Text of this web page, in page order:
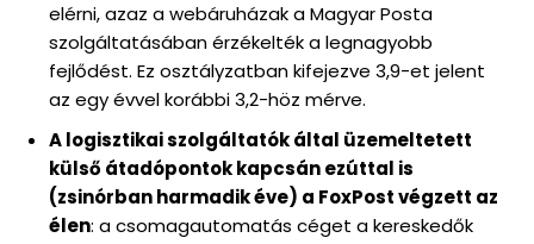
elérni, azaz a webáruházak a Magyar Posta
szolgáltatásában érzékelték a legnagyobb
fejlődést. Ez osztályzatban kifejezve 3,9-et jelent
az egy évvel korábbi 3,2-höz mérve.
A logisztikai szolgáltatók által üzemeltetett
külső átadópontok kapcsán ezúttal is
(zsinórban harmadik éve) a FoxPost végzett az
élen: a csomagautomatás céget a kereskedők